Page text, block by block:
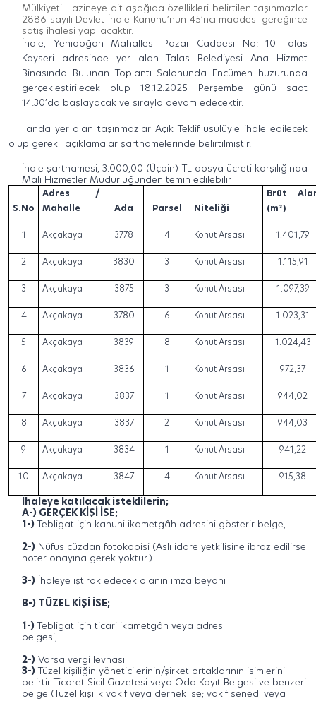
Mülkiyeti Hazineye ait aşağıda özellikleri belirtilen taşınmazlar
2886 sayılı Devlet İhale Kanunu’nun 45’nci maddesi gereğince
satış ihalesi yapılacaktır.
İhale, Yenidoğan Mahallesi Pazar Caddesi No: 10 Talas
Kayseri adresinde yer alan Talas Belediyesi Ana Hizmet
Binasında Bulunan Toplantı Salonunda Encümen huzurunda
gerçekleştirilecek olup 18.12.2025 Perşembe günü saat
14:30’da başlayacak ve sırayla devam edecektir.
İlanda yer alan taşınmazlar Açık Teklif usulüyle ihale edilecek
olup gerekli açıklamalar şartnamelerinde belirtilmiştir.
İhale şartnamesi, 3.000,00 (Üçbin) TL dosya ücreti karşılığında
Mali Hizmetler Müdürlüğünden temin edilebilir
S.No
Adres /
Mahalle
Ada Parsel Niteliği
Brüt
(m²)
1 Akçakaya 3778 4 Konut Arsası 1.401,79
2 Akçakaya 3830 3 Konut Arsası 1.115,91
3 Akçakaya 3875 3 Konut Arsası 1.097,39
4 Akçakaya 3780 6 Konut Arsası 1.023,31
5 Akçakaya 3839 8 Konut Arsası 1.024,43
6 Akçakaya 3836 1 Konut Arsası 972,37
7 Akçakaya 3837 1 Konut Arsası 944,02
8 Akçakaya 3837 2 Konut Arsası 944,03
9 Akçakaya 3834 1 Konut Arsası 941,22
10 Akçakaya 3847 4 Konut Arsası 915,38
İhaleye katılacak isteklilerin;
A-) GERÇEK KİŞİ İSE;
1-) Tebligat için kanuni ikametgâh adresini gösterir belge,
2-) Nüfus cüzdan fotokopisi (Aslı idare yetkilisine ibraz edilirse
noter onayına gerek yoktur.)
3-) İhaleye iştirak edecek olanın imza beyanı
B-) TÜZEL KİŞİ İSE;
1-) Tebligat için ticari ikametgâh veya adres
belgesi,
2-) Varsa vergi levhası
3-) Tüzel kişiliğin yöneticilerinin/şirket ortaklarının isimlerini
belirtir Ticaret Sicil Gazetesi veya Oda Kayıt Belgesi ve benzeri
belge (Tüzel kişilik vakıf veya dernek ise; vakıf senedi veya